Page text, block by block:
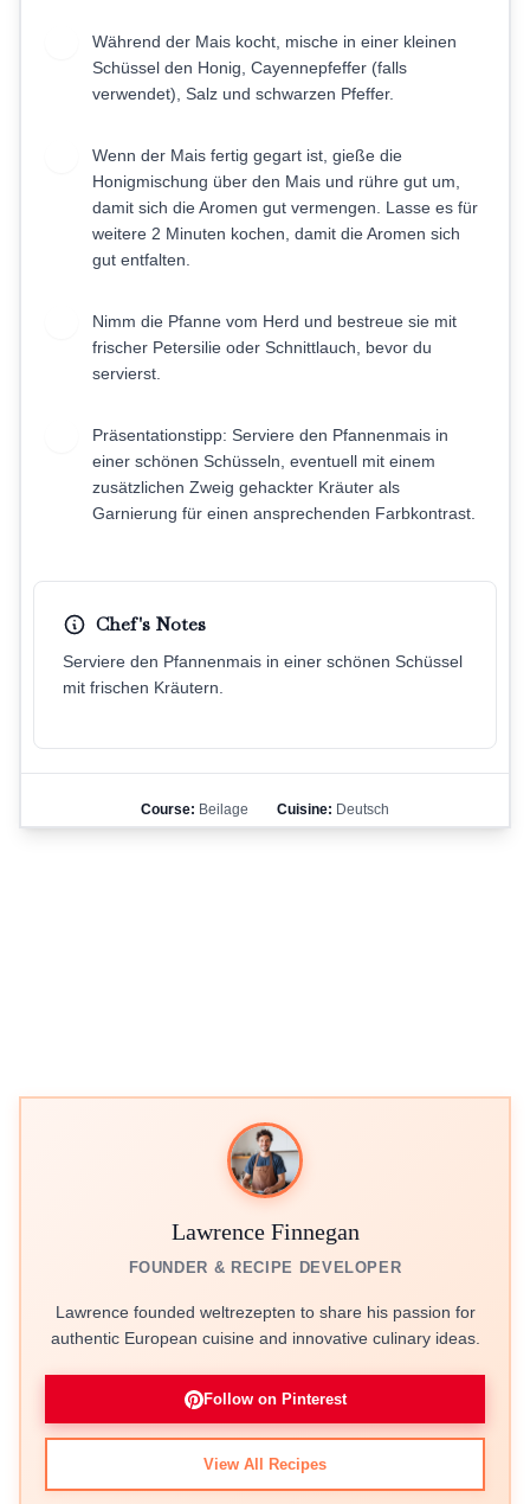
Während der Mais kocht, mische in einer kleinen
Schüssel den Honig, Cayennepfeffer (falls
verwendet), Salz und schwarzen Pfeffer.
Wenn der Mais fertig gegart ist, gieße die
Honigmischung über den Mais und rühre gut um,
damit sich die Aromen gut vermengen. Lasse es für
weitere 2 Minuten kochen, damit die Aromen sich
gut entfalten.
Nimm die Pfanne vom Herd und bestreue sie mit
frischer Petersilie oder Schnittlauch, bevor du
servierst.
Präsentationstipp: Serviere den Pfannenmais in
einer schönen Schüsseln, eventuell mit einem
zusätzlichen Zweig gehackter Kräuter als
Garnierung für einen ansprechenden Farbkontrast.
Chef's Notes
Serviere den Pfannenmais in einer schönen Schüssel
mit frischen Kräutern.
Course: Beilage Cuisine: Deutsch
Lawrence Finnegan
FOUNDER & RECIPE DEVELOPER
Lawrence founded weltrezepten to share his passion for
authentic European cuisine and innovative culinary ideas.
Follow on Pinterest
View All Recipes